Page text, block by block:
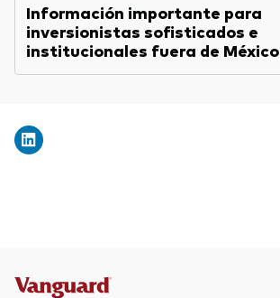
Fondos Mutuos
Inversiones ESG
Información importante para
inversionistas sofisticados e
institucionales fuera de México